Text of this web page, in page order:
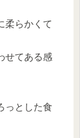
柔らかくて
せてある感
っとした食